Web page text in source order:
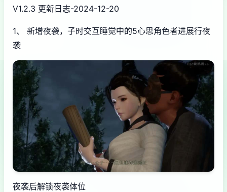
V1.2.3 更新日志-2024-12-20
1、 新增夜袭，子时交互睡觉中的5心思角色者进展行夜
袭
夜袭后解锁夜袭体位